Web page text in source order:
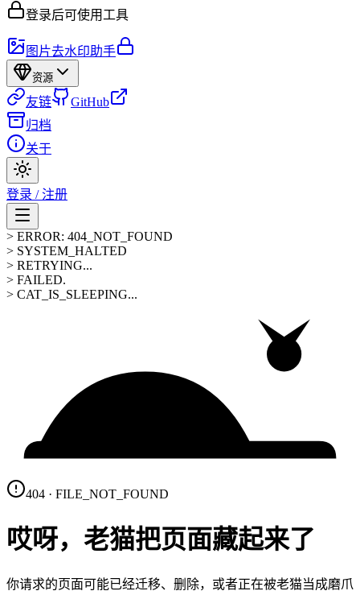
登录后可使用工具
图片去水印助手
资源
友链
GitHub
归档
关于
登录 / 注册
> ERROR: 404_NOT_FOUND
> SYSTEM_HALTED
> RETRYING...
> FAILED.
> CAT_IS_SLEEPING...
404 · FILE_NOT_FOUND
哎呀，老猫把页面藏起来了
你请求的页面可能已经迁移、删除，或者正在被老猫当成磨爪